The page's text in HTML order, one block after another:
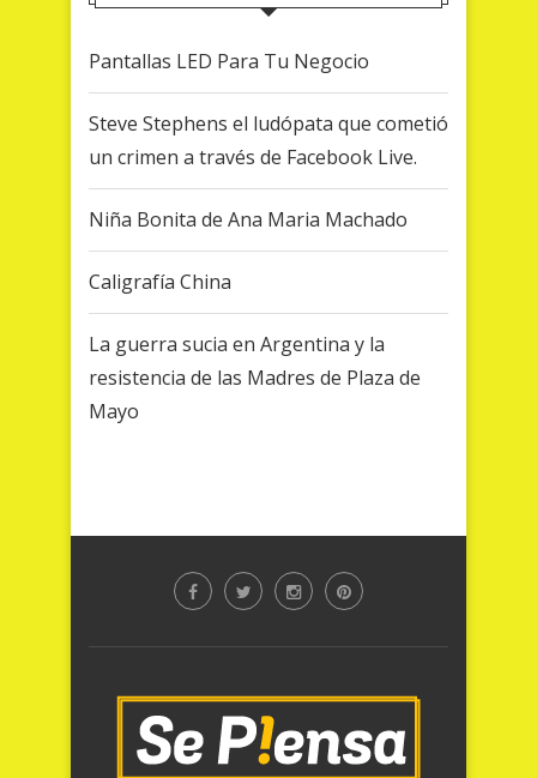
Pantallas LED Para Tu Negocio
Steve Stephens el ludópata que cometió
un crimen a través de Facebook Live.
Niña Bonita de Ana Maria Machado
Caligrafía China
La guerra sucia en Argentina y la
resistencia de las Madres de Plaza de
Mayo